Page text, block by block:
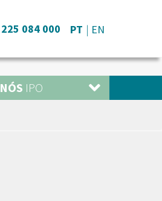
225 084 000 PT EN
NÓS IPO